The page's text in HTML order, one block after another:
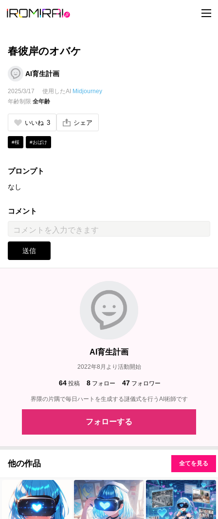
t
o
春彼岸のオバケ
AI育生計画
2025/3/17 使用したAI Midjourney
年齢制限 全年齢
いいね 3 シェア
#桜 #おばけ
プロンプト
なし
コメント
送信
AI育生計画
2022年8月より活動開始
64 投稿 8 フォロー 47 フォロワー
界隈の片隅で毎日ハートを生成する謎儀式を行うAI術師です
フォローする
他の作品 全てを見る